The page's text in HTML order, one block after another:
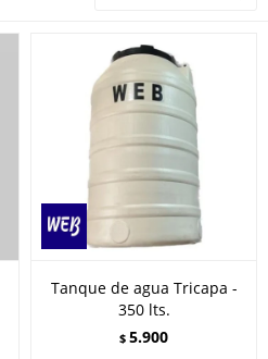
Tanque de agua Tricapa -
350 lts.
$ 5.900